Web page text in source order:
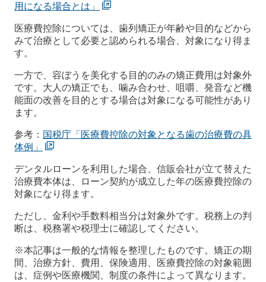
用になる場合とは」
医療費控除については、歯列矯正が年齢や目的などから
みて治療として必要と認められる場合、対象になり得ま
す。
一方で、容ぼうを美化する目的のみの矯正費用は対象外
です。大人の矯正でも、噛み合わせ、咀嚼、発音など機
能面の改善を目的とする場合は対象になる可能性があり
ます。
参考： 国税庁「医療費控除の対象となる歯の治療費の具
体例」
デンタルローンを利用した場合、信販会社が立て替えた
治療費本体は、ローン契約が成立した年の医療費控除の
対象になり得ます。
ただし、金利や手数料相当分は対象外です。税務上の判
断は、税務署や税理士に確認してください。
※本記事は一般的な情報を整理したものです。矯正の期
間、治療方針、費用、保険適用、医療費控除の対象範囲
は、症例や医療機関、制度の条件によって異なります。